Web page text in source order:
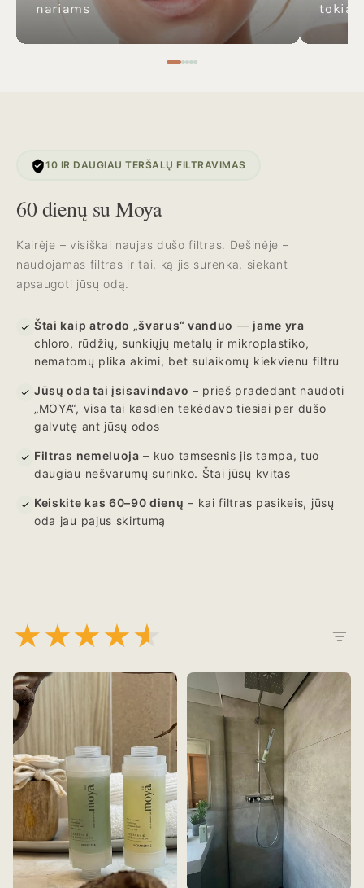
nariams
tokia
10 IR DAUGIAU TERŠALŲ FILTRAVIMAS
60 dienų su Moya
Kairėje – visiškai naujas dušo filtras. Dešinėje –
naudojamas filtras ir tai, ką jis surenka, siekant
apsaugoti jūsų odą.
Štai kaip atrodo „švarus“ vanduo — jame yra
chloro, rūdžių, sunkiųjų metalų ir mikroplastiko,
nematomų plika akimi, bet sulaikomų kiekvienu filtru
Jūsų oda tai įsisavindavo – prieš pradedant naudoti
„MOYA“, visa tai kasdien tekėdavo tiesiai per dušo
galvutę ant jūsų odos
Filtras nemeluoja – kuo tamsesnis jis tampa, tuo
daugiau nešvarumų surinko. Štai jūsų kvitas
Keiskite kas 60–90 dienų – kai filtras pasikeis, jūsų
oda jau pajus skirtumą
★★★★★
★